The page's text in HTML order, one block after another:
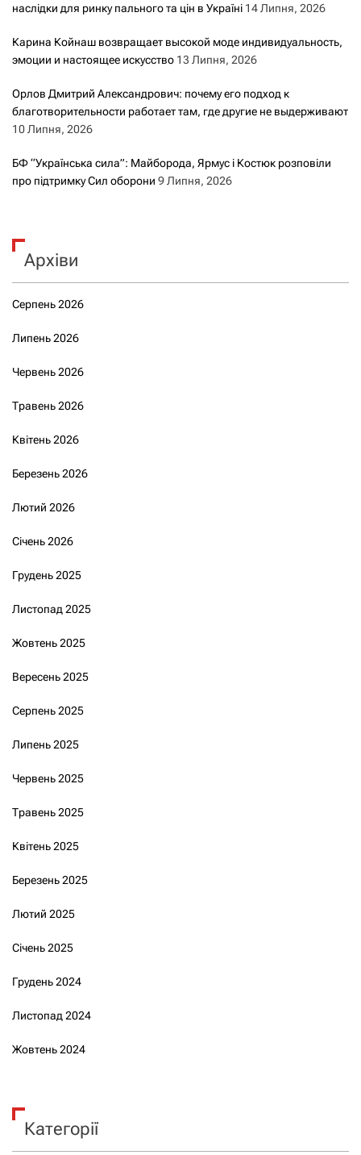
наслідки для ринку пального та цін в Україні 14 Липня, 2026
Карина Койнаш возвращает высокой моде индивидуальность,
эмоции и настоящее искусство 13 Липня, 2026
Орлов Дмитрий Александрович: почему его подход к
благотворительности работает там, где другие не выдерживают
10 Липня, 2026
БФ “Українська сила”: Майборода, Ярмус і Костюк розповіли
про підтримку Сил оборони 9 Липня, 2026
Архіви
Серпень 2026
Липень 2026
Червень 2026
Травень 2026
Квітень 2026
Березень 2026
Лютий 2026
Січень 2026
Грудень 2025
Листопад 2025
Жовтень 2025
Вересень 2025
Серпень 2025
Липень 2025
Червень 2025
Травень 2025
Квітень 2025
Березень 2025
Лютий 2025
Січень 2025
Грудень 2024
Листопад 2024
Жовтень 2024
Категорії